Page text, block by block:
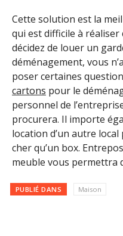
Cette solution est la
qui est difficile à réaliser
décidez de louer un
déménagement, vous
poser certaines
cartons pour le
personnel de
procurera. Il importe
location d’un autre
cher qu’un box.
meuble vous permettra
PUBLIÉ DANS Maison